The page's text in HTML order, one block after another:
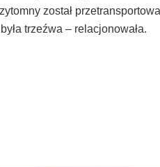
został
trzeźwa – relacjonowała.